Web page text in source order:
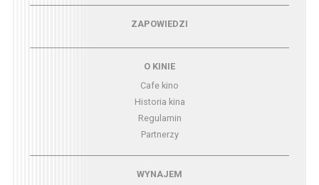
Menu - zapowiedziZAPOWIEDZI
O KINIE
Cafe kino
Historia kina
Regulamin
Partnerzy
Menu - wynajemWYNAJEM